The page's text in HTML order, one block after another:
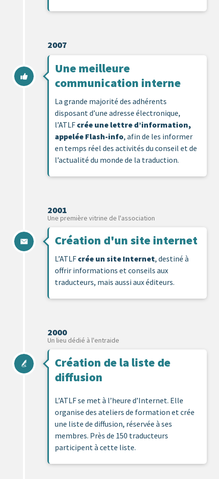
2007
Une meilleure
communication interne
La grande majorité des adhérents
disposant d’une adresse électronique,
l’ATLF crée une lettre d’information,
appelée Flash-info, afin de les informer
en temps réel des activités du conseil et de
l’actualité du monde de la traduction.
2001
Une première vitrine de l'association
Création d'un site internet
L’ATLF crée un site Internet, destiné à
offrir informations et conseils aux
traducteurs, mais aussi aux éditeurs.
2000
Un lieu dédié à l'entraide
Création de la liste de
diffusion
L’ATLF se met à l’heure d’Internet. Elle
organise des ateliers de formation et crée
une liste de diffusion, réservée à ses
membres. Près de 150 traducteurs
participent à cette liste.